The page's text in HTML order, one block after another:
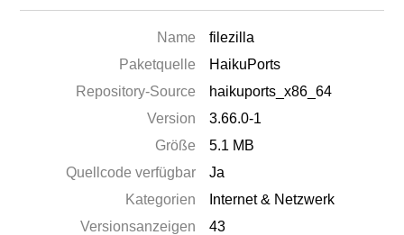
Name
filezilla
Paketquelle
HaikuPorts
Repository-Source
haikuports_x86_64
Version
3.66.0-1
Größe
5.1 MB
Quellcode verfügbar
Ja
Kategorien
Internet & Netzwerk
Versionsanzeigen
43